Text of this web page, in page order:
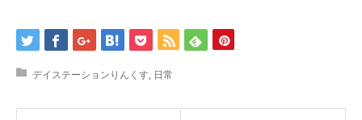
デイステーションりんくす, 日常